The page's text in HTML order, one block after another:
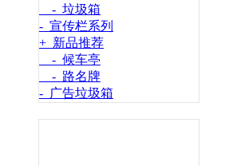
- 垃圾箱
- 宣传栏系列
+ 新品推荐
- 候车亭
- 路名牌
- 广告垃圾箱